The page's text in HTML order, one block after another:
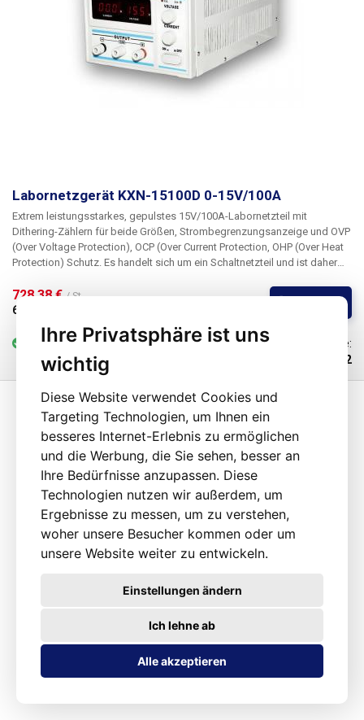
Ihre Privatsphäre ist uns
wichtig
Diese Website verwendet Cookies und
Targeting Technologien, um Ihnen ein
besseres Internet-Erlebnis zu ermöglichen
und die Werbung, die Sie sehen, besser an
Ihre Bedürfnisse anzupassen. Diese
Technologien nutzen wir außerdem, um
Ergebnisse zu messen, um zu verstehen,
woher unsere Besucher kommen oder um
unsere Website weiter zu entwickeln.
Alle akzeptieren
Ich lehne ab
Einstellungen ändern
Labornetzgerät KXN-15100D 0-15V/100A
Extrem leistungsstarkes, gepulstes 15V/100A-Labornetzteil mit
Dithering-Zählern für beide Größen, Strombegrenzungsanzeige und OVP
(Over Voltage Protection), OCP (Over Current Protection, OHP (Over Heat
Protection) Schutz. Es handelt sich um ein Schaltnetzteil und ist daher
mit einem herkömmlichen Transformator ausgestattet sind.
728,38 € / St.
606,99 €
vorrätig 6-25 St.
Code:
100002